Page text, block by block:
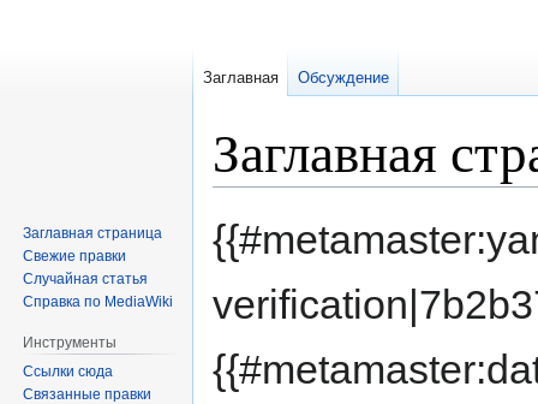
Заглавная
Перейти
к
Перейти
к
Заглавная Обсуждение
Заглавная страница
Свежие правки
Случайная статья
Справка по MediaWiki
Инструменты
Ссылки сюда
Связанные правки